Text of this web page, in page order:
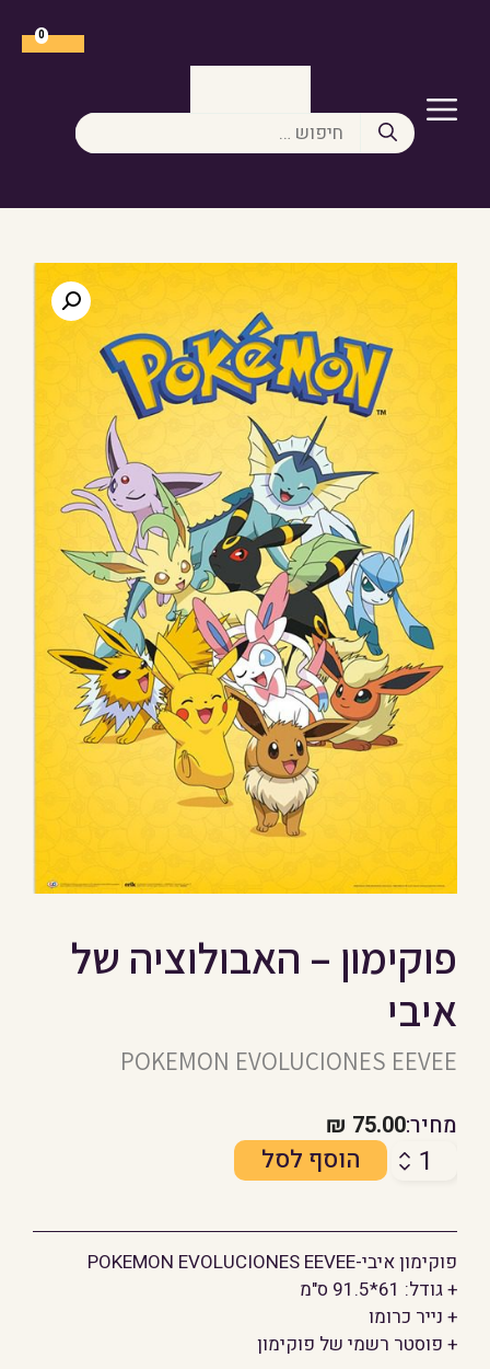
חיפוש:
0
תפריט
פוקימון – האבולוציה של
איבי
POKEMON EVOLUCIONES EEVEE
מחיר:75.00
₪
כמות
-
האבולוציה
של
איבי
הוסף לסל
פוקימון איבי-POKEMON EVOLUCIONES EEVEE
+ גודל: 61*91.5 ס"מ
+ נייר כרומו
+ פוסטר רשמי של פוקימון